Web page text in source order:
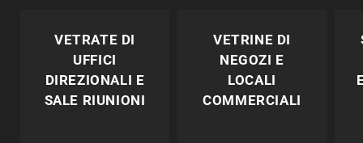
VETRATE DI
UFFICI
DIREZIONALI E
SALE RIUNIONI
VETRINE DI
NEGOZI E
LOCALI
COMMERCIALI